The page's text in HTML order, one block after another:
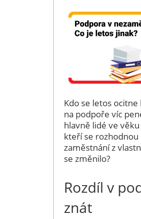
Kdo se letos
na podpoře víc
hlavně lidé ve
kteří se rozhodnou
zaměstnání z
se změnilo?
Rozdíl v
znát